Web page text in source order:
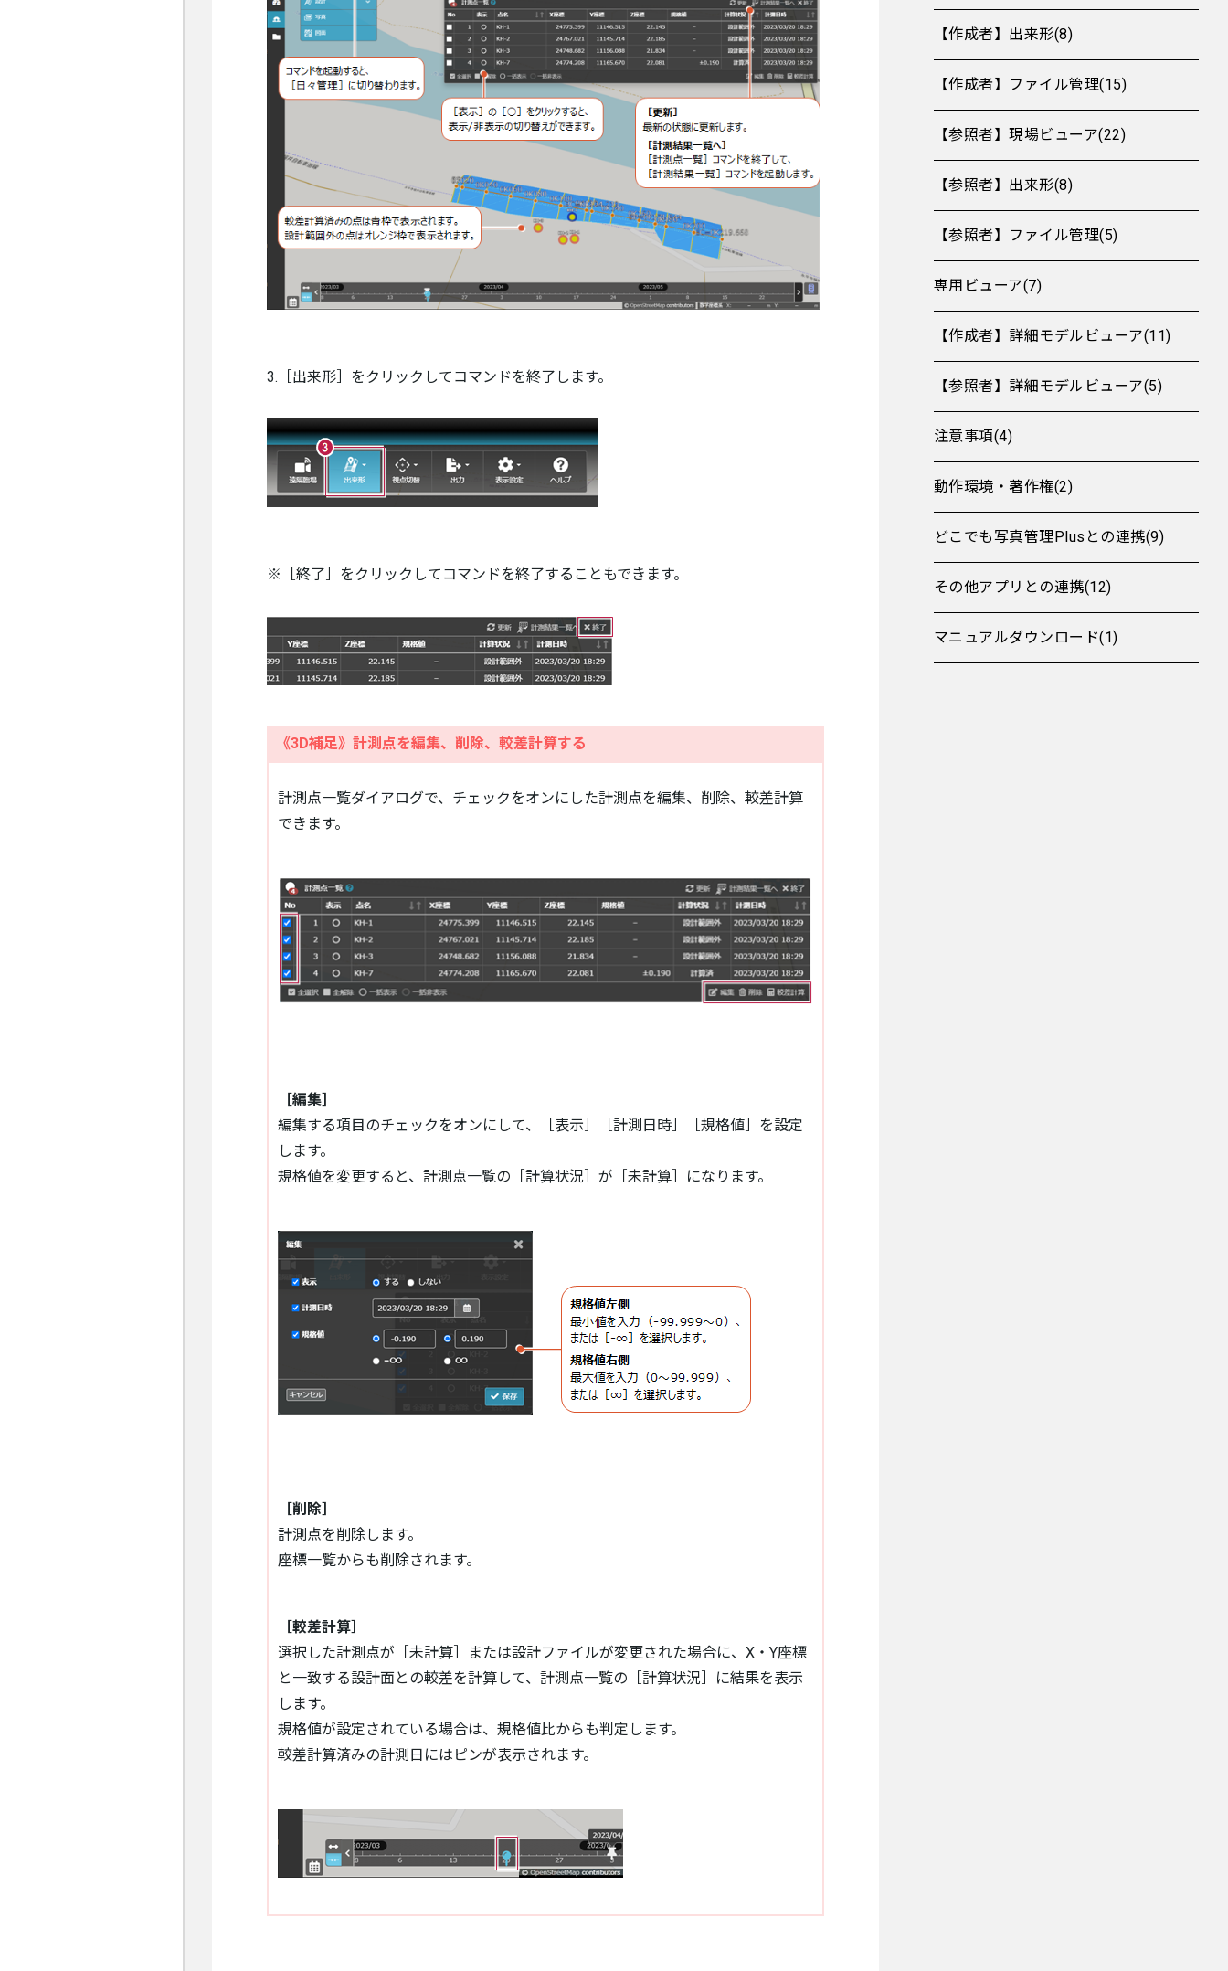
3.［出来形］をクリックしてコマンドを終了します。
※［終了］をクリックしてコマンドを終了することもできます。
《3D補足》計測点を編集、削除、較差計算する
計測点一覧ダイアログで、チェックをオンにした計測点を編集、削除、較差計算
できます。
［編集］
編集する項目のチェックをオンにして、［表示］［計測日時］［規格値］を設定
します。
規格値を変更すると、計測点一覧の［計算状況］が［未計算］になります。
［削除］
計測点を削除します。
座標一覧からも削除されます。
［較差計算］
選択した計測点が［未計算］または設計ファイルが変更された場合に、X・Y座標
と一致する設計面との較差を計算して、計測点一覧の［計算状況］に結果を表示
します。
規格値が設定されている場合は、規格値比からも判定します。
較差計算済みの計測日にはピンが表示されます。
【作成者】出来形(8)
【作成者】ファイル管理(15)
【参照者】現場ビューア(22)
【参照者】出来形(8)
【参照者】ファイル管理(5)
専用ビューア(7)
【作成者】詳細モデルビューア(11)
【参照者】詳細モデルビューア(5)
注意事項(4)
動作環境・著作権(2)
どこでも写真管理Plusとの連携(9)
その他アプリとの連携(12)
マニュアルダウンロード(1)